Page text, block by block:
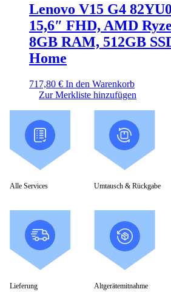
Lenovo V15 G4
15,6″ FHD, AMD
8GB RAM, 512GB
Home
717,80 € In den Warenkorb
Zur Merkliste hinzufügen
Alle Services Umtausch & Rückgabe
Lieferung Altgerätemitnahme